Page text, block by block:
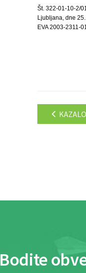
Št. 322-01-10-2/
Ljubljana, dne
EVA 2003-2311-
KAZALO
Bodite